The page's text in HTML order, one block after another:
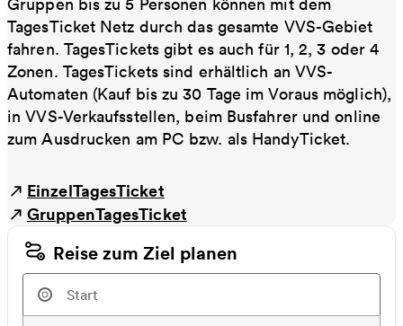
TagesTicket Netz durch das gesamte VVS-Gebiet
fahren. TagesTickets gibt es auch für 1, 2, 3 oder 4
Zonen. TagesTickets sind erhältlich an VVS-
Automaten (Kauf bis zu 30 Tage im Voraus möglich),
in VVS-Verkaufsstellen, beim Busfahrer und online
zum Ausdrucken am PC bzw. als HandyTicket.
EinzelTagesTicket
GruppenTagesTicket
Reise zum Ziel planen